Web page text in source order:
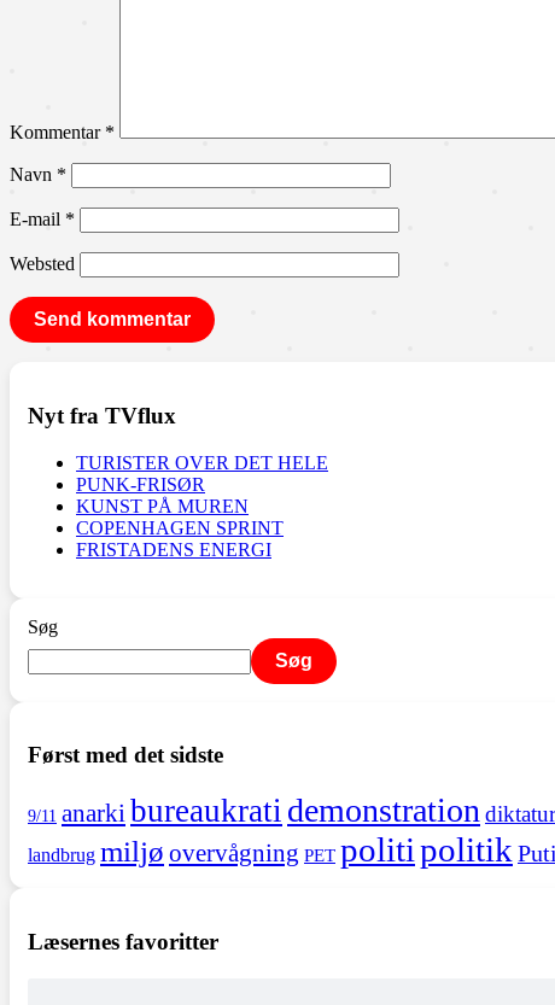
Kommentar *
Navn *
E-mail *
Websted
Nyt fra TVflux
TURISTER OVER DET HELE
PUNK-FRISØR
KUNST PÅ MUREN
COPENHAGEN SPRINT
FRISTADENS ENERGI
Søg
Søg
Først med det sidste
9/11 anarki bureaukrati demonstration diktatur
landbrug miljø overvågning PET politipolitik
Læsernes favoritter